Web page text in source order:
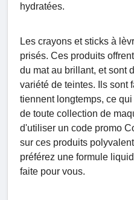
hydratées.
Les crayons et sticks à
prisés. Ces produits
du mat au brillant, et sont
variété de teintes. Ils sont
tiennent longtemps, ce
de toute collection de
d'utiliser un code promo
sur ces produits
préférez une formule
faite pour vous.